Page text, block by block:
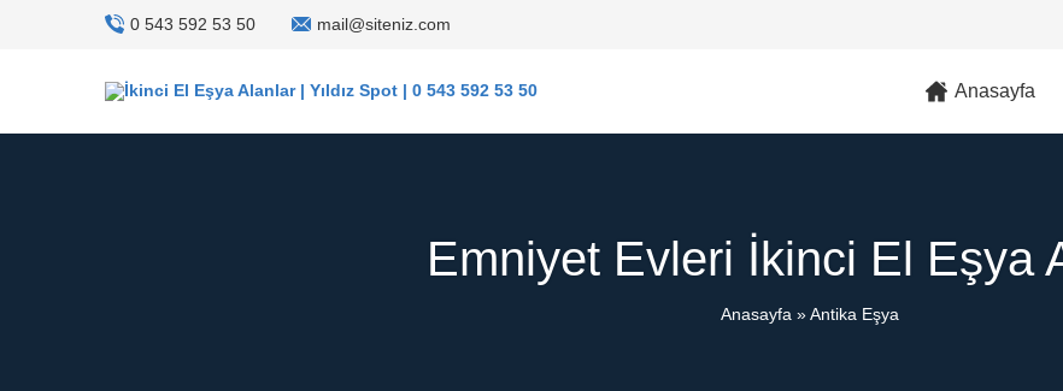
0 543 592 53 50 mail@siteniz.com
Anasayfa
Emniyet Evleri İkinci El Eşya
Anasayfa »Antika Eşya